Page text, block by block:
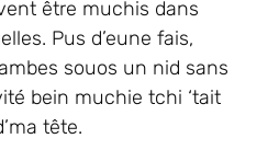
être muchis dans
Pus d’eune fais,
souos un nid sans
bein muchie tchi ‘tait
tête.